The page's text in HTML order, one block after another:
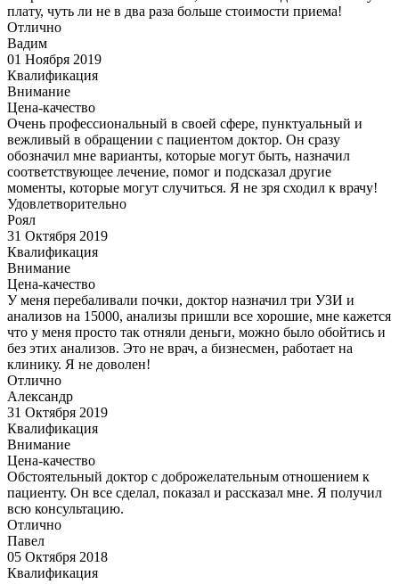
плату, чуть ли не в два раза больше стоимости приема!
Отлично
Вадим
01 Ноября 2019
Квалификация
Внимание
Цена-качество
Очень профессиональный в своей сфере, пунктуальный и
вежливый в обращении с пациентом доктор. Он сразу
обозначил мне варианты, которые могут быть, назначил
соответствующее лечение, помог и подсказал другие
моменты, которые могут случиться. Я не зря сходил к врачу!
Удовлетворительно
Роял
31 Октября 2019
Квалификация
Внимание
Цена-качество
У меня перебаливали почки, доктор назначил три УЗИ и
анализов на 15000, анализы пришли все хорошие, мне кажется
что у меня просто так отняли деньги, можно было обойтись и
без этих анализов. Это не врач, а бизнесмен, работает на
клинику. Я не доволен!
Отлично
Александр
31 Октября 2019
Квалификация
Внимание
Цена-качество
Обстоятельный доктор с доброжелательным отношением к
пациенту. Он все сделал, показал и рассказал мне. Я получил
всю консультацию.
Отлично
Павел
05 Октября 2018
Квалификация